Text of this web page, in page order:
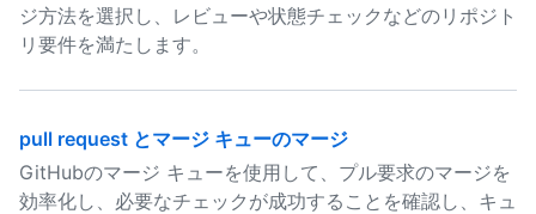
ジ方法を選択し、レビューや状態チェックなどのリポジト
リ要件を満たします。
pull request とマージ キューのマージ
GitHubのマージ キューを使用して、プル要求のマージを
効率化し、必要なチェックが成功することを確認し、キュ